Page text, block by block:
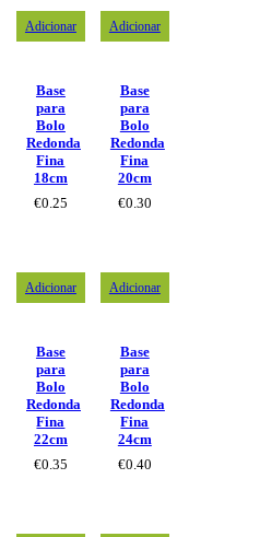
Adicionar
Base
para
Bolo
Redonda
Fina
18cm
€0.25
Adicionar
Base
para
Bolo
Redonda
Fina
20cm
€0.30
Adicionar
Base
para
Bolo
Redonda
Fina
22cm
€0.35
Adicionar
Base
para
Bolo
Redonda
Fina
24cm
€0.40